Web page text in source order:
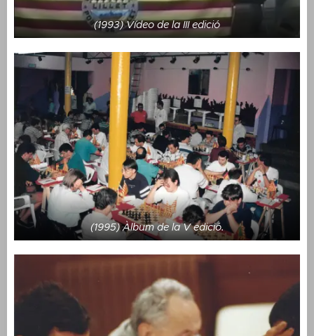
(1993) Vídeo de la III edició
(1995) Àlbum de la V edició.